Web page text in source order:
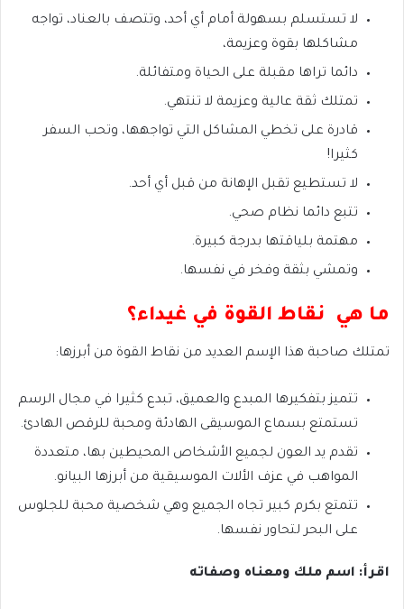
لا تستسلم بسهولة أمام أي أحد، وتتصف بالعناد، تواجه
مشاكلها بقوة وعزيمة،
دائما تراها مقبلة على الحياة ومتفائلة.
تمتلك ثقة عالية وعزيمة لا تنتهي.
قادرة على تخطي المشاكل التي تواجهها، وتحب السفر
كثيرا!
لا تستطيع تقبل الإهانة من قبل أي أحد.
تتبع دائما نظام صحي.
مهتمة بلياقتها بدرجة كبيرة.
وتمشي بثقة وفخر في نفسها.
ما هي نقاط القوة في غيداء؟
تمتلك صاحبة هذا الإسم العديد من نقاط القوة من أبرزها:
تتميز بتفكيرها المبدع والعميق، تبدع كثيرا في مجال الرسم
تستمتع بسماع الموسيقى الهادئة ومحبة للرقص الهادئ.
تقدم يد العون لجميع الأشخاص المحيطين بها، متعددة
المواهب في عزف الألات الموسيقية من أبرزها البيانو.
تتمتع بكرم كبير تجاه الجميع وهي شخصية محبة للجلوس
على البحر لتحاور نفسها.
اقرأ: اسم ملك ومعناه وصفاته